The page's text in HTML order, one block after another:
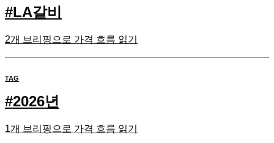
#LA갈비
2개 브리핑으로 가격 흐름 읽기
TAG
#2026년
1개 브리핑으로 가격 흐름 읽기